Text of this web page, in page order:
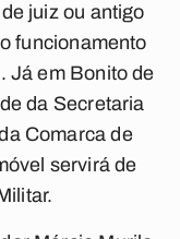
juiz ou antigo
funcionamento
Já em Bonito de
da Secretaria
Comarca de
servirá de